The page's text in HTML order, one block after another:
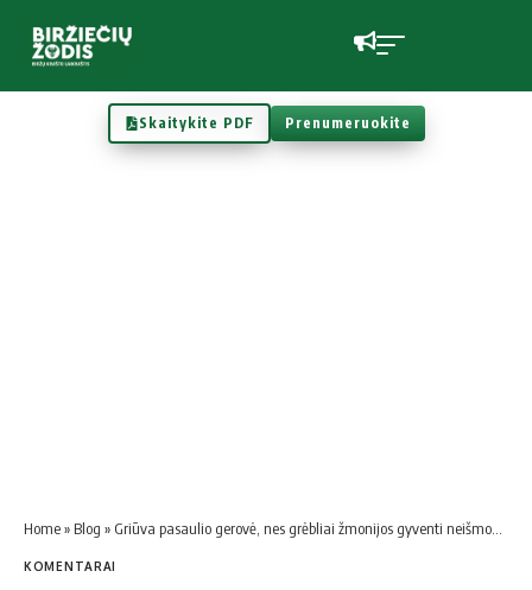
Skaitykite PDF Prenumeruokite
Home» Blog » Griūva pasaulio gerovė, nes grėbliai žmonijos gyventi neišmoko?
KOMENTARAI